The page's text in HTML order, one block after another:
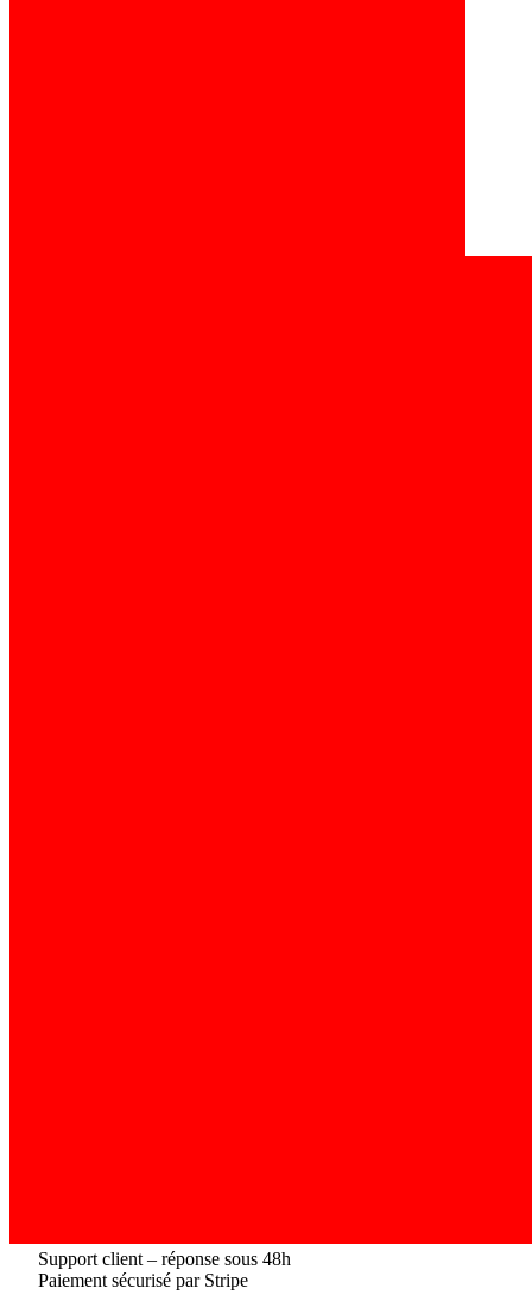
Support client – réponse sous 48h
Paiement sécurisé par Stripe